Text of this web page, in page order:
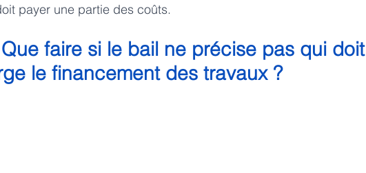
payer une partie des coûts.
faire si le bail ne précise pas qui doit
le financement des travaux ?